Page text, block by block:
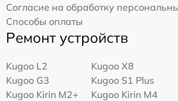
Согласие на обработку
Способы оплаты
Ремонт устройств
Kugoo L2
Kugoo X8
Kugoo G3
Kugoo S1 Plus
Kugoo Kirin M2+
Kugoo Kirin M4